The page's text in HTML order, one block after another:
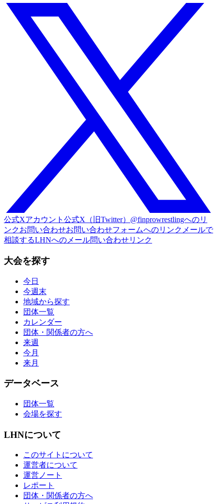
公式Xアカウント 公式X（旧Twitter）@finprowrestlingへのリ
ンクお問い合わせお問い合わせフォームへのリンク メールで
相談するLHNへのメール問い合わせリンク
大会を探す
今日
今週末
地域から探す
団体一覧
カレンダー
団体・関係者の方へ
来週
今月
来月
データベース
団体一覧
会場を探す
LHNについて
このサイトについて
運営者について
運営ノート
レポート
団体・関係者の方へ